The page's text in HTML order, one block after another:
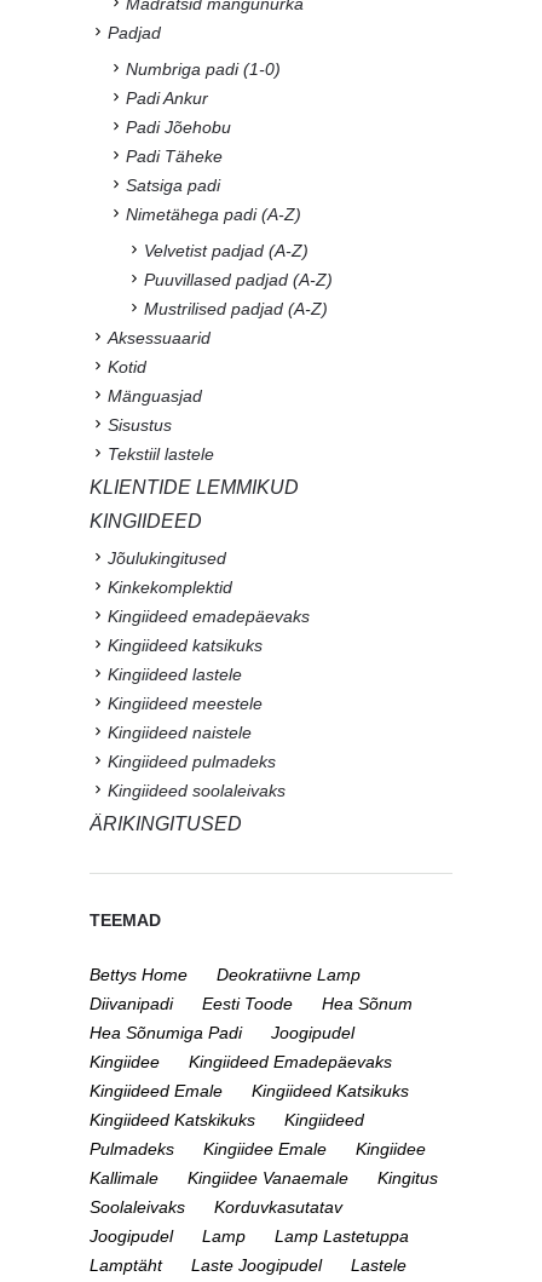
Padjad
Numbriga padi (1-0)
Padi Ankur
Padi Jõehobu
Padi Täheke
Satsiga padi
Nimetähega padi (A-Z)
Velvetist padjad (A-Z)
Puuvillased padjad (A-Z)
Mustrilised padjad (A-Z)
Aksessuaarid
Kotid
Mänguasjad
Sisustus
Tekstiil lastele
KLIENTIDE LEMMIKUD
KINGIIDEED
Jõulukingitused
Kinkekomplektid
Kingiideed emadepäevaks
Kingiideed katsikuks
Kingiideed lastele
Kingiideed meestele
Kingiideed naistele
Kingiideed pulmadeks
Kingiideed soolaleivaks
ÄRIKINGITUSED
TEEMAD
Bettys Home
Deokratiivne Lamp
Diivanipadi
Eesti Toode
Hea Sõnum
Hea Sõnumiga Padi
Joogipudel
Kingiidee
Kingiideed Emadepäevaks
Kingiideed Emale
Kingiideed Katsikuks
Kingiideed Katskikuks
Kingiideed
Pulmadeks
Kingiidee Emale
Kingiidee
Kallimale
Kingiidee Vanaemale
Kingitus
Soolaleivaks
Korduvkasutatav
Joogipudel
Lamp
Lamp Lastetuppa
Lamptäht
Laste Joogipudel
Lastele